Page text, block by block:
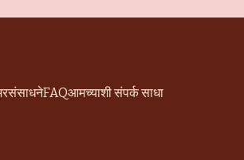
संसाधनेFAQआमच्याशी संपर्क साधा